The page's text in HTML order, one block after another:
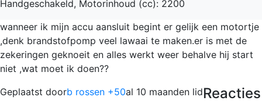
Handgeschakeld, Motorinhoud (cc): 2200
wanneer ik mijn accu aansluit begint er gelijk een motortje
,denk brandstofpomp veel lawaai te maken.er is met de
zekeringen geknoeit en alles werkt weer behalve hij start
niet ,wat moet ik doen??
Geplaatst doorb rossen +50al 10 maanden lidReacties